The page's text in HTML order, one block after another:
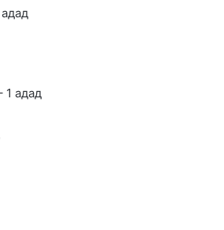
1 адад